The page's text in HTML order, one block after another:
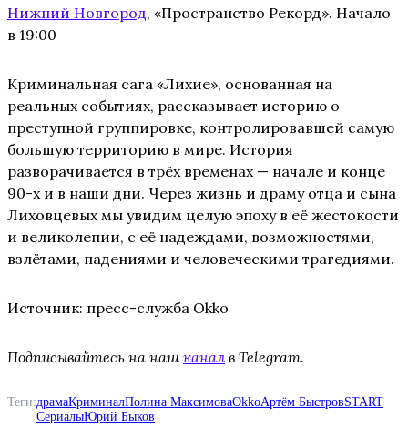
Нижний Новгород, «Пространство Рекорд». Начало
в 19:00
Криминальная сага «Лихие», основанная на
реальных событиях, рассказывает историю о
преступной группировке, контролировавшей самую
большую территорию в мире. История
разворачивается в трёх временах — начале и конце
90-х и в наши дни. Через жизнь и драму отца и сына
Лиховцевых мы увидим целую эпоху в её жестокости
и великолепии, с её надеждами, возможностями,
взлётами, падениями и человеческими трагедиями.
Источник: пресс-служба Okko
Подписывайтесь на наш канал в Telegram.
Теги:драмаКриминалПолина МаксимоваOkkoАртём БыстровSTART
СериалыЮрий Быков